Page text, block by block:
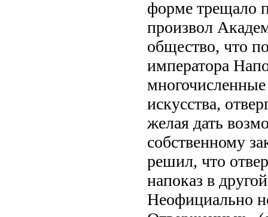
форме трещало
произвол
общество, что
императора
искусства,
желая дать
собственному
решил, что
напоказ в
Неофициально